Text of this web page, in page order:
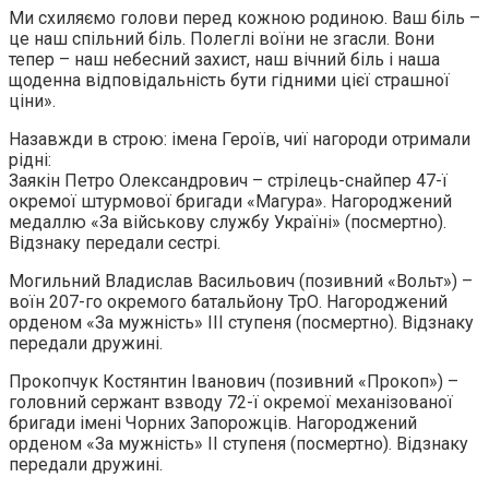
Ми схиляємо голови перед кожною родиною. Ваш біль –
це наш спільний біль. Полеглі воїни не згасли. Вони
тепер – наш небесний захист, наш вічний біль і наша
щоденна відповідальність бути гідними цієї страшної
ціни».
Назавжди в строю: імена Героїв, чиї нагороди отримали
рідні:
Заякін Петро Олександрович – стрілець-снайпер 47-ї
окремої штурмової бригади «Магура». Нагороджений
медаллю «За військову службу Україні» (посмертно).
Відзнаку передали сестрі.
Могильний Владислав Васильович (позивний «Вольт») –
воїн 207-го окремого батальйону ТрО. Нагороджений
орденом «За мужність» III ступеня (посмертно). Відзнаку
передали дружині.
Прокопчук Костянтин Іванович (позивний «Прокоп») –
головний сержант взводу 72-ї окремої механізованої
бригади імені Чорних Запорожців. Нагороджений
орденом «За мужність» II ступеня (посмертно). Відзнаку
передали дружині.